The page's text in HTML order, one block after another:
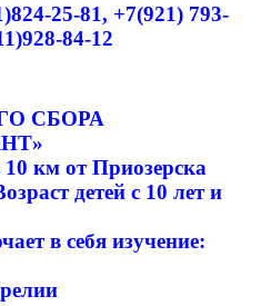
25-81, +7(921) 793-
84-12
СБОРА
10 км от Приозерска
детей с 10 лет и
в себя изучение: